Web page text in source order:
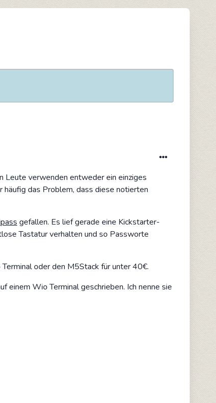
Leute verwenden entweder ein einziges
das Problem, dass diese notierten
gefallen. Es lief gerade eine Kickstarter-
Tastatur verhalten und so Passworte
oder den M5Stack für unter 40€.
einem Wio Terminal geschrieben. Ich nenne sie